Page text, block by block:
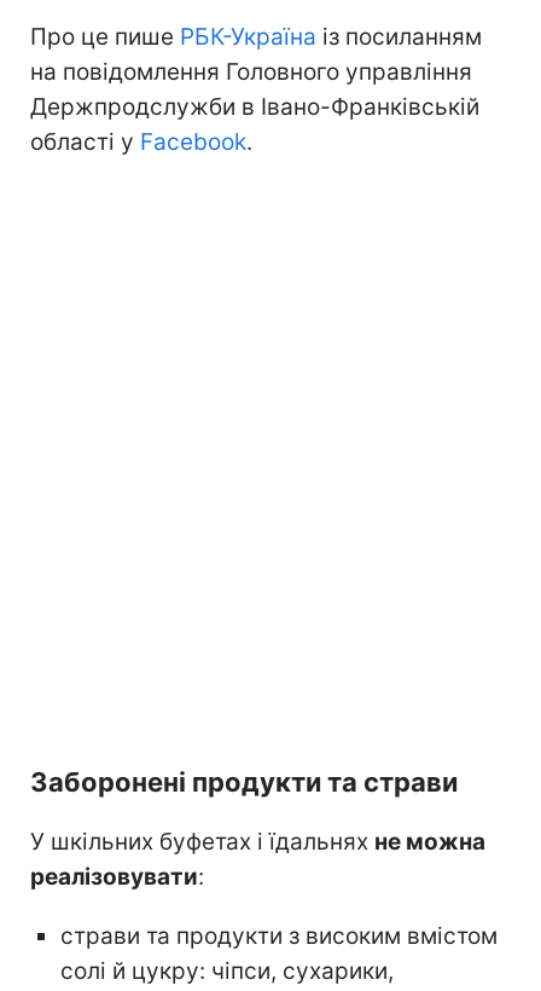
Про це пише РБК-Україна із посиланням
на повідомлення Головного управління
Держпродслужби в Івано-Франківській
області у Facebook.
Заборонені продукти та страви
У шкільних буфетах і їдальнях не можна
реалізовувати:
страви та продукти з високим вмістом
солі й цукру: чіпси, сухарики,